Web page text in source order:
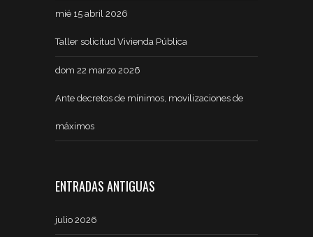
mié 15 abril 2026
Taller solicitud Vivienda Pública
dom 22 marzo 2026
Ante decretos de mínimos, movilizaciones de
máximos
ENTRADAS ANTIGUAS
julio 2026